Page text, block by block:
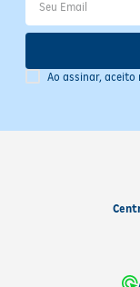
Evitar contato
com água em
Descontinue o
Não oferece
Ao assinar, aceito